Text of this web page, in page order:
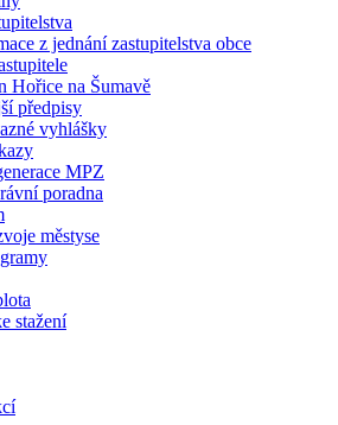
z jednání zastupitelstva obce
Hořice na Šumavě
předpisy
vyhlášky
MPZ
poradna
městyse
stažení